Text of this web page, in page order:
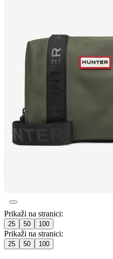
Prikaži na stranici:
25 50 100
Prikaži na stranici:
25 50 100